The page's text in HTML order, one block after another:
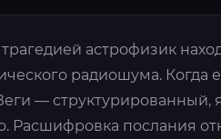
астрофизик
радиошума. Когда
—
Расшифровка послания